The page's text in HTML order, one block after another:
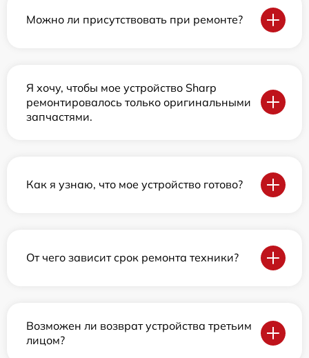
Можно ли присутствовать при ремонте?
Я хочу, чтобы мое устройство Sharp
ремонтировалось только оригинальными
запчастями.
Как я узнаю, что мое устройство готово?
От чего зависит срок ремонта техники?
Возможен ли возврат устройства третьим
лицом?